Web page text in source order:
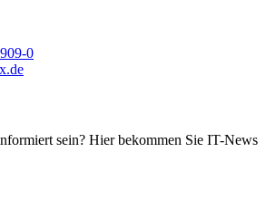
0
sein? Hier bekommen Sie IT-News